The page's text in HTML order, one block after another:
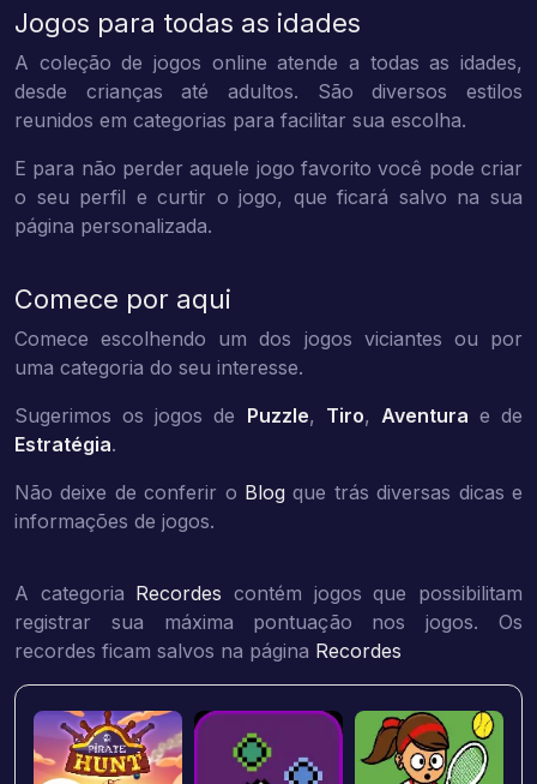
Jogos para todas as idades
A coleção de jogos online atende a todas as idades,
desde crianças até adultos. São diversos estilos
reunidos em categorias para facilitar sua escolha.
E para não perder aquele jogo favorito você pode criar
o seu perfil e curtir o jogo, que ficará salvo na sua
página personalizada.
Comece por aqui
Comece escolhendo um dos jogos viciantes ou por
uma categoria do seu interesse.
Sugerimos os jogos de Puzzle, Tiro, Aventura e de
Estratégia.
Não deixe de conferir o Blog que trás diversas dicas e
informações de jogos.
A categoria Recordes contém jogos que possibilitam
registrar sua máxima pontuação nos jogos. Os
recordes ficam salvos na página Recordes